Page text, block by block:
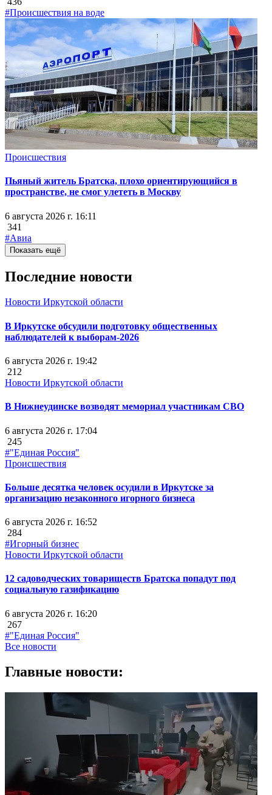
#Происшествия на воде
Происшествия
Пьяный житель Братска, плохо ориентирующийся в
пространстве, не смог улететь в Москву
6 августа 2026 г. 16:11
341
#Авиа
Показать ещё
Последние новости
Новости Иркутской области
В Иркутске обсудили подготовку общественных
наблюдателей к выборам-2026
6 августа 2026 г. 19:42
212
Новости Иркутской области
В Нижнеудинске возводят мемориал участникам СВО
6 августа 2026 г. 17:04
245
#"Единая Россия"
Происшествия
Больше десятка человек осудили в Иркутске за
организацию незаконного игорного бизнеса
6 августа 2026 г. 16:52
284
#Игорный бизнес
Новости Иркутской области
12 садоводческих товариществ Братска попадут под
социальную газификацию
6 августа 2026 г. 16:20
267
#"Единая Россия"
Все новости
Главные новости: